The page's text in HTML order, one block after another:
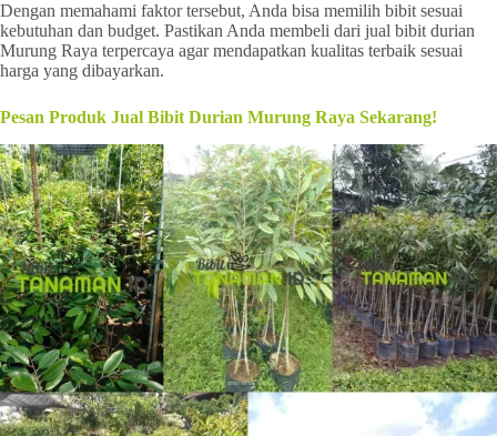
Dengan memahami faktor tersebut, Anda bisa memilih bibit sesuai
kebutuhan dan budget. Pastikan Anda membeli dari jual bibit durian
Murung Raya terpercaya agar mendapatkan kualitas terbaik sesuai
harga yang dibayarkan.
Pesan Produk Jual Bibit Durian Murung Raya Sekarang!